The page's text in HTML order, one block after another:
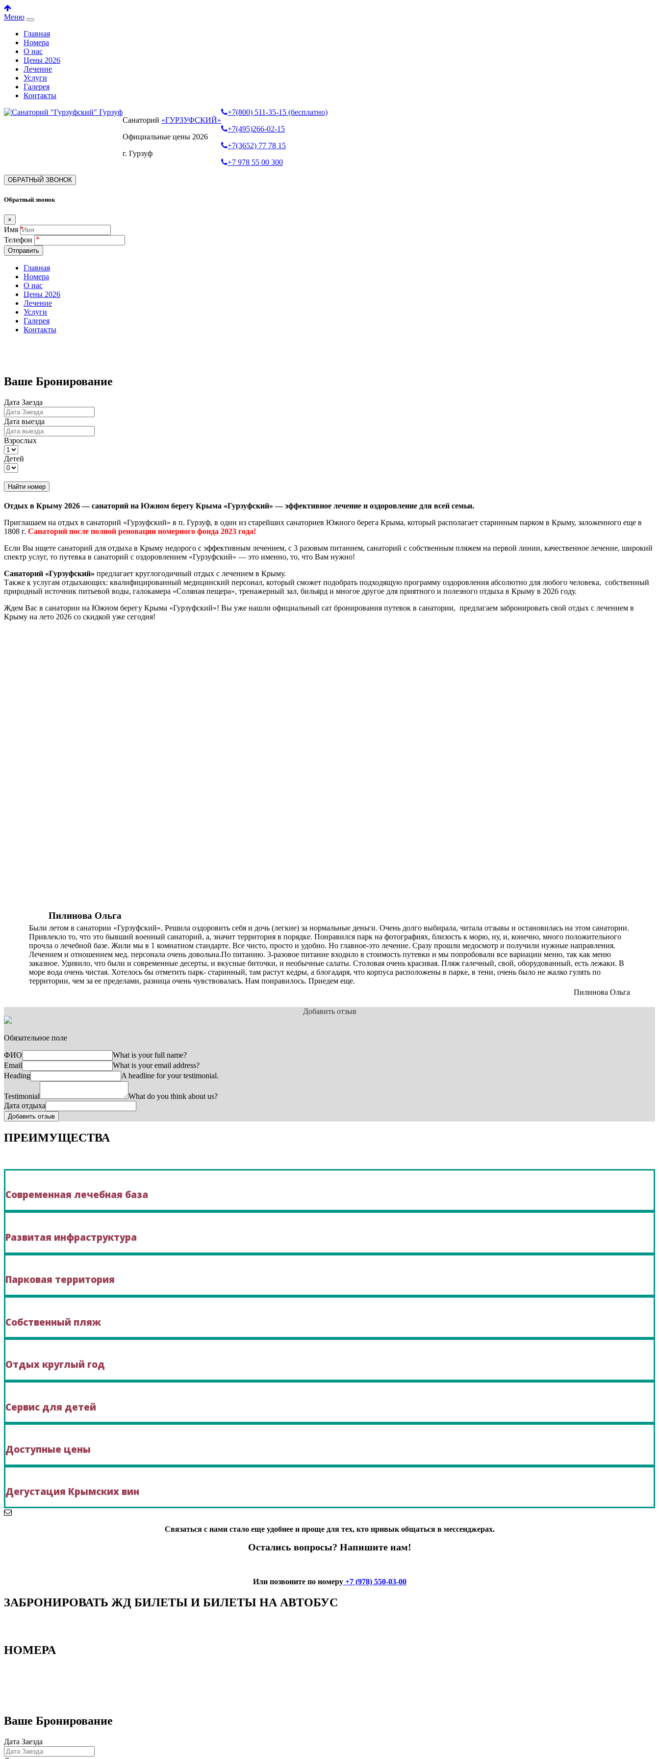
Меню
Главная
Номера
О нас
Цены 2026
Лечение
Услуги
Галерея
Контакты
Санаторий «ГУРЗУФСКИЙ»
Официальные цены 2026
г. Гурзуф
+7(800) 511-35-15 (бесплатно)
+7(495)266-02-15
+7(3652) 77 78 15
+7 978 55 00 300
ОБРАТНЫЙ ЗВОНОК
Обратный звонок
×
Имя
Телефон
Отправить
Главная
Номера
О нас
Цены 2026
Лечение
Услуги
Галерея
Контакты
Ваше Бронирование
Дата Заезда
Дата выезда
Взрослых
Детей
Найти номер
Отдых в Крыму 2026 — санаторий на Южном берегу Крыма «Гурзуфский» — эффективное лечение и оздоровление для всей семьи.
Приглашаем на отдых в санаторий «Гурзуфский» в п. Гурзуф, в один из старейших санаториев Южного берега Крыма, который располагает старинным парком в Крыму, заложенного еще в
1808 г. Санаторий после полной реновации номерного фонда 2023 года!
Если Вы ищете санаторий для отдыха в Крыму недорого с эффективным лечением, с 3 разовым питанием, санаторий с собственным пляжем на первой линии, качественное лечение, широкий
спектр услуг, то путевка в санаторий с оздоровлением «Гурзуфский» — это именно, то, что Вам нужно!
Санаторий «Гурзуфский» предлагает круглогодичный отдых с лечением в Крыму.
Также к услугам отдыхающих: квалифицированный медицинский персонал, который сможет подобрать подходящую программу оздоровления абсолютно для любого человека, собственный
природный источник питьевой воды, галокамера «Соляная пещера», тренажерный зал, бильярд и многое другое для приятного и полезного отдыха в Крыму в 2026 году.
Ждем Вас в санатории на Южном берегу Крыма «Гурзуфский»! Вы уже нашли официальный сат бронирования путевок в санатории, предлагаем забронировать свой отдых с лечением в
Крыму на лето 2026 со скидкой уже сегодня!
Пилинова Ольга
Были летом в санатории «Гурзуфский». Решила оздоровить себя и дочь (легкие) за нормальные деньги. Очень долго выбирала, читала отзывы и остановилась на этом санатории.
Привлекло то, что это бывший военный санаторий, а, значит территория в порядке. Понравился парк на фотографиях, близость к морю, ну, и, конечно, много положительного
прочла о лечебной базе. Жили мы в 1 комнатном стандарте. Все чисто, просто и удобно. Но главное-это лечение. Сразу прошли медосмотр и получили нужные направления.
Лечением и отношением мед. персонала очень довольна.По питанию. 3-разовое питание входило в стоимость путевки и мы попробовали все вариации меню, так как меню
заказное. Удивило, что были и современные десерты, и вкусные биточки, и необычные салаты. Столовая очень красивая. Пляж галечный, свой, оборудованный, есть лежаки. В
море вода очень чистая. Хотелось бы отметить парк- старинный, там растут кедры, а блогадаря, что корпуса расположены в парке, в тени, очень было не жалко гулять по
территории, чем за ее пределами, разница очень чувствовалась. Нам понравилось. Приедем еще.
Пилинова Ольга
Добавить отзыв
Обязательное поле
ФИО
What is your full name?
Email
What is your email address?
Heading
A headline for your testimonial.
Testimonial
What do you think about us?
Дата отдыха
ПРЕИМУЩЕСТВА
Современная лечебная база
Развитая инфраструктура
Парковая территория
Собственный пляж
Отдых круглый год
Сервис для детей
Доступные цены
Дегустация Крымских вин
Связаться с нами стало еще удобнее и проще для тех, кто привык общаться в мессенджерах.
Остались вопросы? Напишите нам!
Или позвоните по номеру+7 (978) 550-03-00
ЗАБРОНИРОВАТЬ ЖД БИЛЕТЫ И БИЛЕТЫ НА АВТОБУС
НОМЕРА
Ваше Бронирование
Дата Заезда